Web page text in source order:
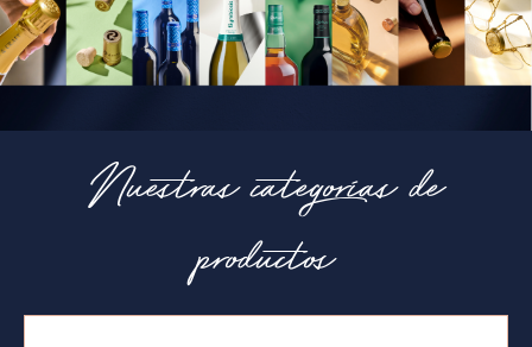
Nuestras categorías de
productos